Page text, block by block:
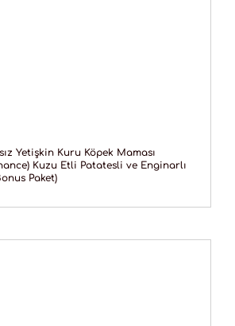
Yetişkin Kuru Köpek Maması
Kuzu Etli Patatesli ve Enginarlı
Paket)